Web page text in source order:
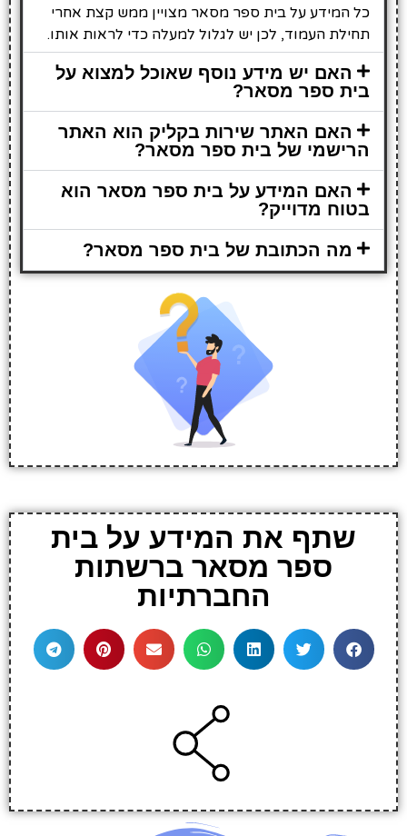
כל המידע על בית ספר מסאר מצויין ממש קצת אחרי
תחילת העמוד, לכן יש לגלול למעלה כדי לראות אותו.
האם יש מידע נוסף שאוכל למצוא על
בית ספר מסאר?
האם האתר שירות בקליק הוא האתר
הרישמי של בית ספר מסאר?
האם המידע על בית ספר מסאר הוא
בטוח מדוייק?
מה הכתובת של בית ספר מסאר?
שתף את המידע על בית
ספר מסאר ברשתות
החברתיות